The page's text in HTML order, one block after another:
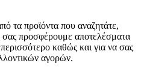
τα προϊόντα που αναζητάτε,
προσφέρουμε αποτελέσματα
καθώς και για να σας
αγορών.